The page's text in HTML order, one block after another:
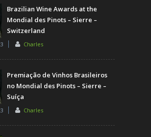
Brazilian Wine Awards at the
Mondial des Pinots – Sierre –
Switzerland
Charles
Premiação de Vinhos Brasileiros
no Mondial des Pinots – Sierre –
Suíça
Charles